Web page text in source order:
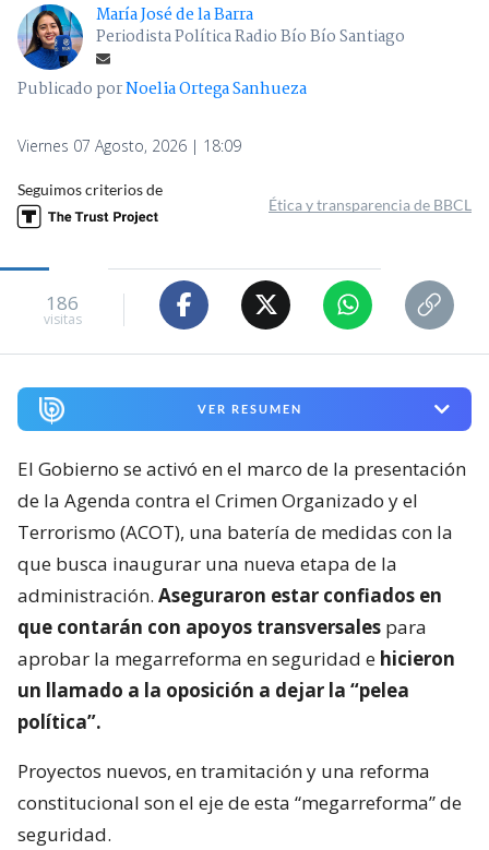
María José de la Barra
Periodista Política Radio Bío Bío Santiago
Publicado porNoelia Ortega Sanhueza
Viernes 07 Agosto, 2026 | 18:09
Seguimos criterios de
Ética y transparencia de BBCL
186
visitas
VER RESUMEN
El Gobierno se activó en el marco de la presentación
de la Agenda contra el Crimen Organizado y el
Terrorismo (ACOT), una batería de medidas con la
que busca inaugurar una nueva etapa de la
administración. Aseguraron estar confiados en
que contarán con apoyos transversales para
aprobar la megarreforma en seguridad e hicieron
un llamado a la oposición a dejar la “pelea
política”.
Proyectos nuevos, en tramitación y una reforma
constitucional son el eje de esta “megarreforma” de
seguridad.